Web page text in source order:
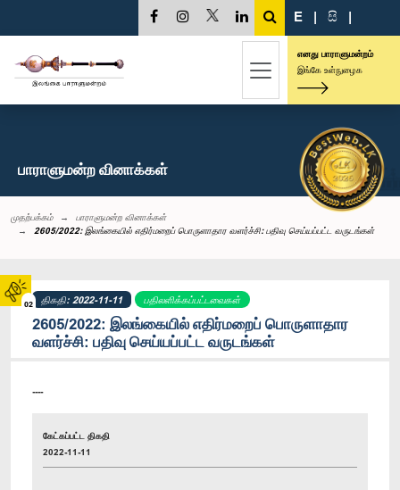
02
E | සි |
எனது பாராளுமன்றம்
இங்கே உள்நுழைக
பாராளுமன்ற வினாக்கள்
முதற்பக்கம்
பாராளுமன்ற வினாக்கள்
2605/2022: இலங்கையில் எதிர்மறைப் பொருளாதார வளர்ச்சி: பதிவு செய்யப்பட்ட வருடங்கள்
திகதி: 2022-11-11 பதிலளிக்கப்பட்டவைகள்
2605/2022: இலங்கையில் எதிர்மறைப் பொருளாதார
வளர்ச்சி: பதிவு செய்யப்பட்ட வருடங்கள்
----
கேட்கப்பட்ட திகதி
2022-11-11